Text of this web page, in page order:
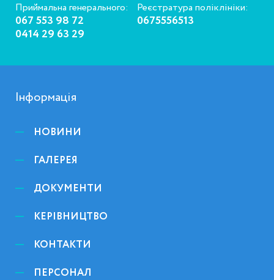
Приймальна генерального:
067 553 98 72
0414 29 63 29
Реєстратура поліклініки:
0675556513
Інформація
НОВИНИ
ГАЛЕРЕЯ
ДОКУМЕНТИ
КЕРІВНИЦТВО
КОНТАКТИ
ПЕРСОНАЛ